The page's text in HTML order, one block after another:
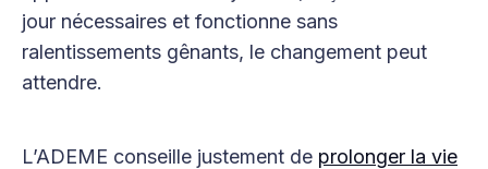
jour nécessaires et fonctionne sans
ralentissements gênants, le changement peut
attendre.
L’ADEME conseille justement de prolonger la vie